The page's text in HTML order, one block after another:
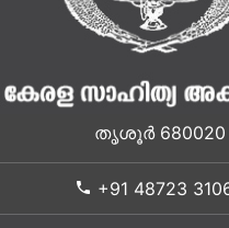
തൃശൂർ 680020
+91 48723